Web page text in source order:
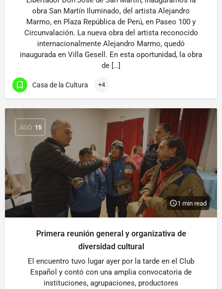
obra San Martín Iluminado, del artista Alejandro
Marmo, en Plaza República de Perú, en Paseo 100 y
Circunvalación. La nueva obra del artista reconocido
internacionalmente Alejandro Marmo, quedó
inaugurada en Villa Gesell. En esta oportunidad, la obra
de […]
Casa de la Cultura +4
AGO 15
1 min read
Primera reunión general y organizativa de
diversidad cultural
El encuentro tuvo lugar ayer por la tarde en el Club
Español y contó con una amplia convocatoria de
instituciones, agrupaciones, productores